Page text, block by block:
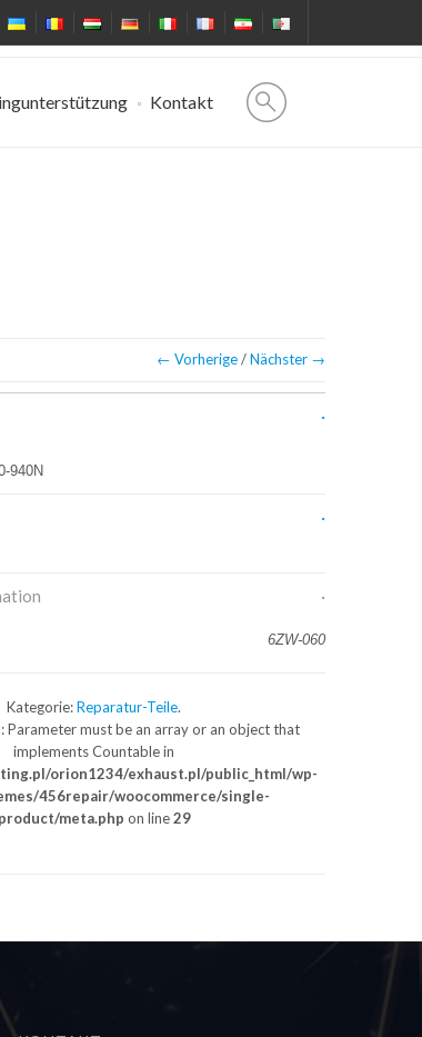
Kontakt
← Vorherige/Nächster →
940N
6ZW-060
Kategorie:Reparatur-Teile.
Parameter must be an array or an object that
implements Countable in
orion1234/exhaust.pl/public_html/wp-
456repair/woocommerce/single-
product/meta.php on line29